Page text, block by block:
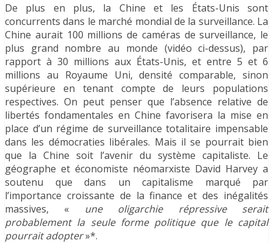
De plus en plus, la Chine et les États-Unis sont
concurrents dans le marché mondial de la surveillance. La
Chine aurait 100 millions de caméras de surveillance, le
plus grand nombre au monde (vidéo ci-dessus), par
rapport à 30 millions aux États-Unis, et entre 5 et 6
millions au Royaume Uni, densité comparable, sinon
supérieure en tenant compte de leurs populations
respectives. On peut penser que l’absence relative de
libertés fondamentales en Chine favorisera la mise en
place d’un régime de surveillance totalitaire impensable
dans les démocraties libérales. Mais il se pourrait bien
que la Chine soit l’avenir du système capitaliste. Le
géographe et économiste néomarxiste David Harvey a
soutenu que dans un capitalisme marqué par
l’importance croissante de la finance et des inégalités
massives, « une oligarchie répressive serait
probablement la seule forme politique que le capital
pourrait adopter»*.